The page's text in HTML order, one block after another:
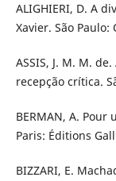
ALIGHIERI, D. A
Xavier. São Paulo:
ASSIS, J. M. M.
recepção crítica.
BERMAN, A.
Paris: Éditions
BIZZARI, E.